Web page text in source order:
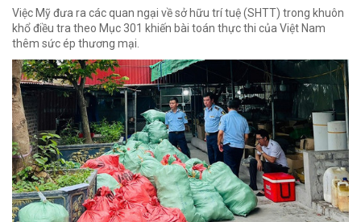
Việc Mỹ đưa ra các quan ngại về sở hữu trí tuệ (SHTT) trong khuôn
khổ điều tra theo Mục 301 khiến bài toán thực thi của Việt Nam
thêm sức ép thương mại.